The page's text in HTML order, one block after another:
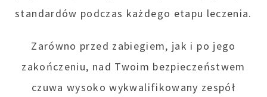
standardów podczas każdego etapu leczenia.
Zarówno przed zabiegiem, jak i po jego
zakończeniu, nad Twoim bezpieczeństwem
czuwa wysoko wykwalifikowany zespół